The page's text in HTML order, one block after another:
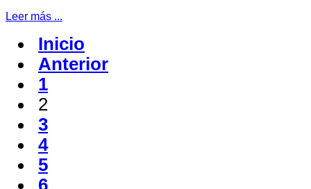
Leer más ...
Inicio
Anterior
1
2
3
4
5
6